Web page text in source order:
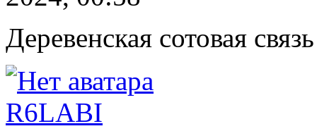
Деревенская сотовая
R6LABI